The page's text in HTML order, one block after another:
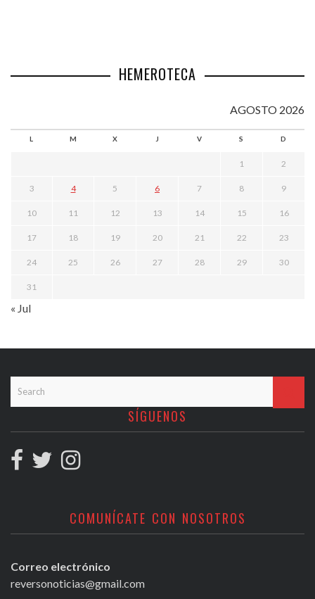
HEMEROTECA
AGOSTO 2026
L M X J V S D
1 2
3 4 5 6 7 8 9
10 11 12 13 14 15 16
17 18 19 20 21 22 23
24 25 26 27 28 29 30
31
« Jul
SÍGUENOS
COMUNÍCATE CON NOSOTROS
Correo electrónico
reversonoticias@gmail.com